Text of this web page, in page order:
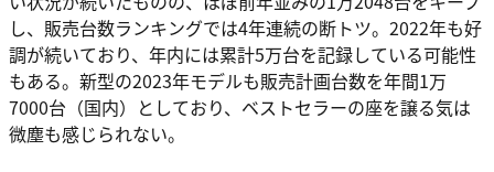
し、販売台数ランキングでは4年連続の断トツ。2022年も好
調が続いており、年内には累計5万台を記録している可能性
もある。新型の2023年モデルも販売計画台数を年間1万
7000台（国内）としており、ベストセラーの座を譲る気は
微塵も感じられない。